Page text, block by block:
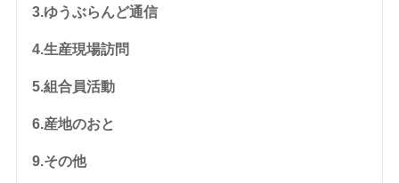
3.ゆうぶらんど通信
4.生産現場訪問
5.組合員活動
6.産地のおと
9.その他